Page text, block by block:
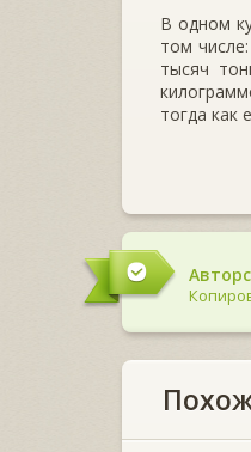
В одном
том
тысяч
тогда как